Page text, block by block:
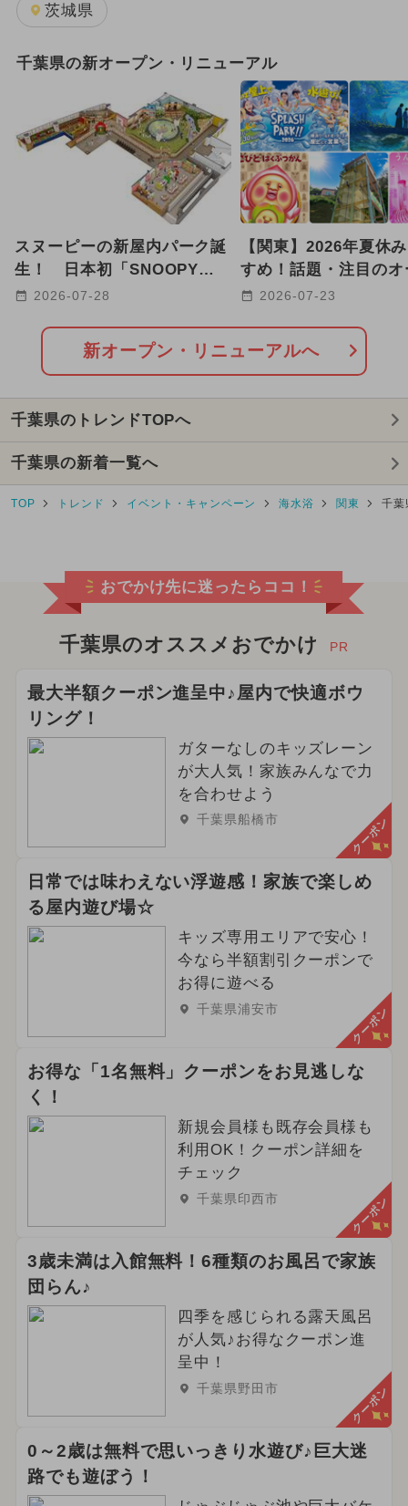
茨城県
千葉県の新オープン・リニューアル
スヌーピーの新屋内パーク誕
生！ 日本初「SNOOPY
Playful PARK」が津田沼に
2026-07-28
【関東】2026年夏休
すめ！話題・注目のオ
リニューアルスポット
2026-07-23
新オープン・リニューアルへ
千葉県のトレンドTOPへ
千葉県の新着一覧へ
TOP トレンド イベント・キャンペーン 海水浴 関東 千葉
おでかけ先に迷ったらココ！
千葉県のオススメおでかけ PR
最大半額クーポン進呈中♪屋内で快適ボウ
リング！
ガターなしのキッズレーン
が大人気！家族みんなで力
を合わせよう
千葉県船橋市 クーポン
日常では味わえない浮遊感！家族で楽しめ
る屋内遊び場☆
キッズ専用エリアで安心！
今なら半額割引クーポンで
お得に遊べる
千葉県浦安市 クーポン
お得な「1名無料」クーポンをお見逃しな
く！
新規会員様も既存会員様も
利用OK！クーポン詳細を
チェック
千葉県印西市 クーポン
3歳未満は入館無料！6種類のお風呂で家族
団らん♪
四季を感じられる露天風呂
が人気♪お得なクーポン進
呈中！
千葉県野田市 クーポン
0～2歳は無料で思いっきり水遊び♪巨大迷
路でも遊ぼう！